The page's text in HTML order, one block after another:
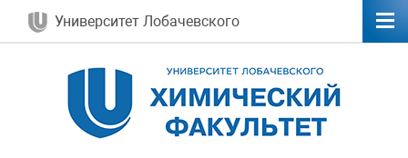
Университет Лобачевского